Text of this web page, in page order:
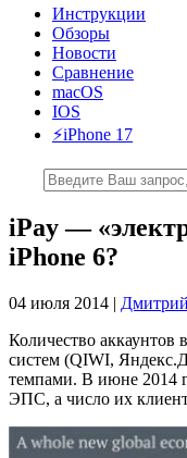
Инструкции
Обзоры
Новости
Сравнение
macOS
IOS
⚡️iPhone 17
iPay —
iPhone 6?
04 июля 2014 |
Количество аккаунтов
систем (QIWI,
темпами. В июне 2014
ЭПС, а число их